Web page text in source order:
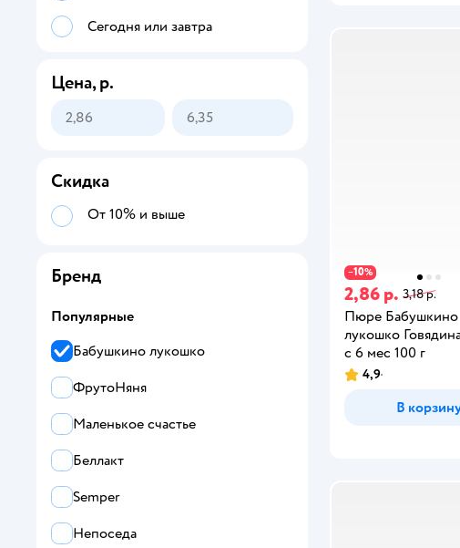
−10%
2,86 р. 3,18 р.
Пюре Бабушкино
лукошко
с 6 мес 100 г
4,9
В
Сегодня или завтра
Цена, р.
Скидка
От 10% и выше
Бренд
Популярные
Бабушкино лукошко
ФрутоНяня
Маленькое счастье
Беллакт
Semper
Непоседа